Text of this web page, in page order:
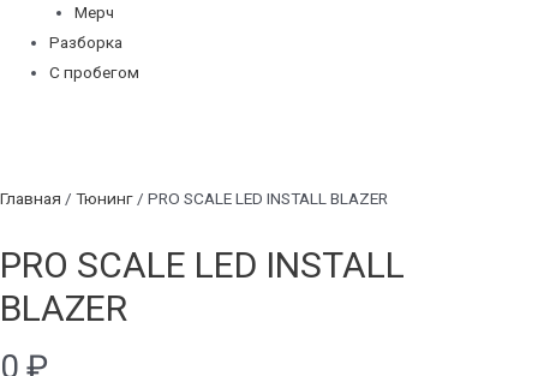
Мерч
Разборка
С пробегом
Главная / Тюнинг / PRO SCALE LED INSTALL BLAZER
PRO SCALE LED INSTALL
BLAZER
0 ₽